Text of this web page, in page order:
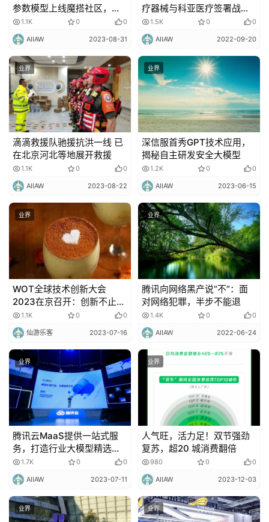
参数模型上线魔搭社区，免
费可商用
1.1K 0 0
AIIAW 2023-08-31
疗器械与科亚医疗签署战略
合作协议
1.5K 0 0
AIIAW 2022-09-20
业界
滴滴救援队驰援抗洪一线 已
在北京河北等地展开救援
1.1K 0 0
AIIAW 2023-08-22
业界
深信服首秀GPT技术应用，
揭秘自主研发安全大模型
1.2K 0 0
AIIAW 2023-06-15
业界
WOT全球技术创新大会
2023在京召开：创新不止，
实战为王
1.1K 0 0
仙游乐客 2023-07-16
业界
腾讯向网络黑产说“不”：面
对网络犯罪，半步不能退
1.4K 0 0
AIIAW 2022-06-24
业界
腾讯云MaaS提供一站式服
务，打造行业大模型精选商
店1.7K 0 0
AIIAW 2023-07-11
业界
人气旺，活力足！双节强劲
复苏，超20 城消费翻倍
980 0 0
AIIAW 2023-12-03
业界 业界